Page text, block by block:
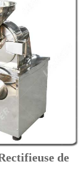
de